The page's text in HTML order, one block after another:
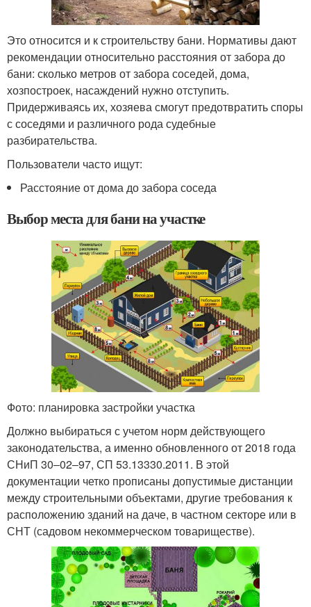
Это относится и к строительству бани. Нормативы дают
рекомендации относительно расстояния от забора до
бани: сколько метров от забора соседей, дома,
хозпостроек, насаждений нужно отступить.
Придерживаясь их, хозяева смогут предотвратить споры
с соседями и различного рода судебные
разбирательства.
Пользователи часто ищут:
Расстояние от дома до забора соседа
Выбор места для бани на участке
Фото: планировка застройки участка
Должно выбираться с учетом норм действующего
законодательства, а именно обновленного от 2018 года
СНиП 30‒02‒97, СП 53.13330.2011. В этой
документации четко прописаны допустимые дистанции
между строительными объектами, другие требования к
расположению зданий на даче, в частном секторе или в
СНТ (садовом некоммерческом товариществе).